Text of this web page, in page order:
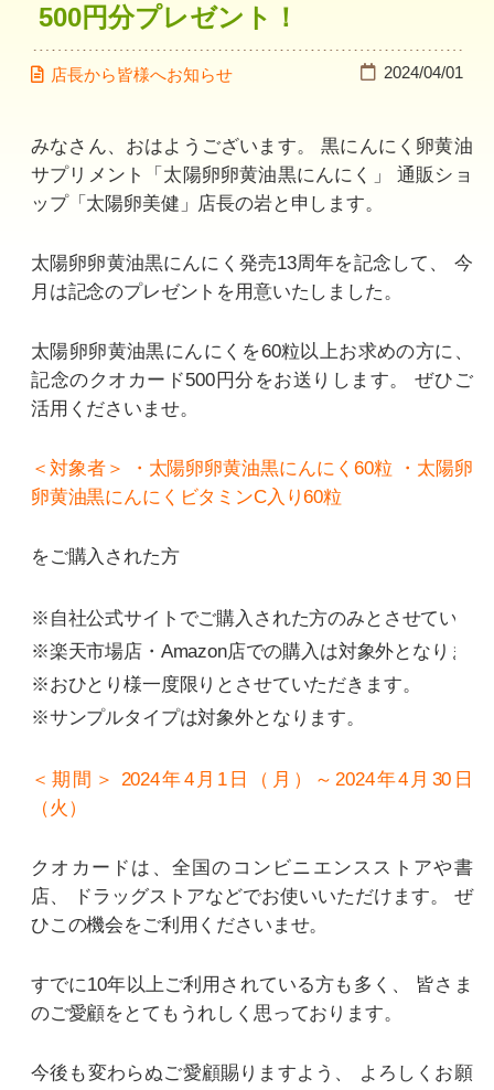
500円分プレゼント！
店長から皆様へお知らせ 2024/04/01
みなさん、おはようございます。
黒にんにく卵黄油
サプリメント「太陽卵卵黄油黒にんにく」
通販ショ
ップ「太陽卵美健」店長の岩と申します。
太陽卵卵黄油黒にんにく発売13周年を記念して、
今
月は記念のプレゼントを用意いたしました。
太陽卵卵黄油黒にんにくを60粒以上お求めの方に、
記念のクオカード500円分をお送りします。
ぜひご
活用くださいませ。
＜対象者＞ ・太陽卵卵黄油黒にんにく60粒 ・太陽卵
卵黄油黒にんにくビタミンC入り60粒
をご購入された方
※自社公式サイトでご購入された方のみとさせていた
※楽天市場店・Amazon店での購入は対象外となります
※おひとり様一度限りとさせていただきます。
※サンプルタイプは対象外となります。
＜期間＞ 2024年4月1日（月）～2024年4月30日
（火）
クオカードは、全国のコンビニエンスストアや書
店、
ドラッグストアなどでお使いいただけます。
ぜ
ひこの機会をご利用くださいませ。
すでに10年以上ご利用されている方も多く、
皆さま
のご愛顧をとてもうれしく思っております。
今後も変わらぬご愛顧賜りますよう、
よろしくお願